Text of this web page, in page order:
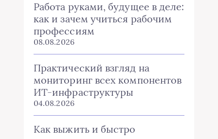
Работа руками, будущее в деле:
как и зачем учиться рабочим
профессиям
08.08.2026
Практический взгляд на
мониторинг всех компонентов
ИТ-инфраструктуры
04.08.2026
Как выжить и быстро